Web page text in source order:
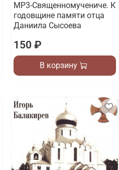
МР3-Священномучениче. К
годовщине памяти отца
Даниила Сысоева
150 ₽
В корзину